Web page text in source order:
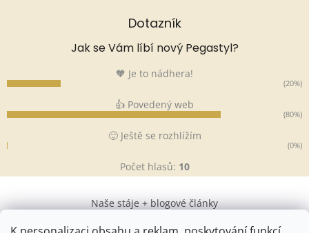
Dotazník
Jak se Vám líbí nový Pegastyl?
🧡 Je to nádhera!
(20%)
👍 Povedený web
(80%)
🙂 Ještě se rozhlížím
(0%)
Počet hlasů: 10
Naše stáje + blogové články